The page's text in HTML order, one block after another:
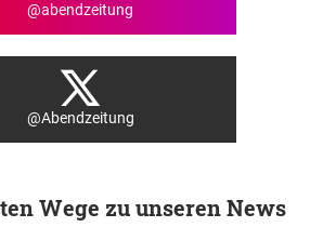
@abendzeitung
@Abendzeitung
Wege zu unseren News